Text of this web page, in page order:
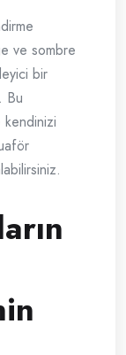
ve sombre
bir
Bu
kendinizi